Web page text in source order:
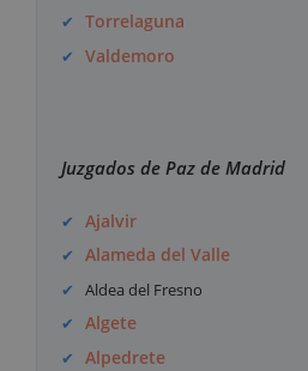
Torrelaguna
Valdemoro
Juzgados de Paz de Madrid
Ajalvir
Alameda del Valle
Aldea del Fresno
Algete
Alpedrete